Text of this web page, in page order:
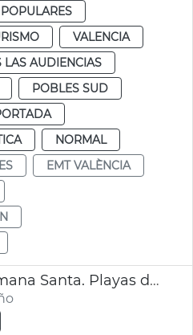
VALENCIA
LAS AUDIENCIAS
POBLES SUD
NORMAL
EMT VALÈNCIA
Dispositivo de Semana Santa. Playas de València